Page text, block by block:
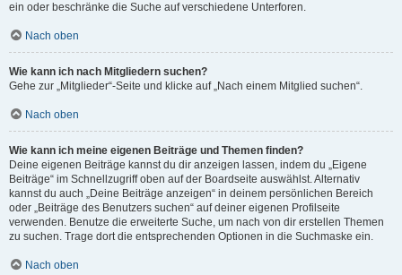
ein oder beschränke die Suche auf verschiedene Unterforen.
Nach oben
Wie kann ich nach Mitgliedern suchen?
Gehe zur „Mitglieder“-Seite und klicke auf „Nach einem Mitglied suchen“.
Nach oben
Wie kann ich meine eigenen Beiträge und Themen finden?
Deine eigenen Beiträge kannst du dir anzeigen lassen, indem du „Eigene
Beiträge“ im Schnellzugriff oben auf der Boardseite auswählst. Alternativ
kannst du auch „Deine Beiträge anzeigen“ in deinem persönlichen Bereich
oder „Beiträge des Benutzers suchen“ auf deiner eigenen Profilseite
verwenden. Benutze die erweiterte Suche, um nach von dir erstellen Themen
zu suchen. Trage dort die entsprechenden Optionen in die Suchmaske ein.
Nach oben